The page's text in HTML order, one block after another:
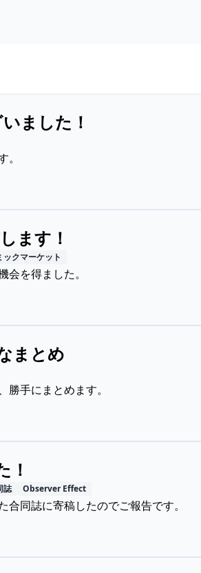
ました！
ます！
ックマーケット
を得ました。
まとめ
手にまとめます。
！
誌 Observer Effect
同誌に寄稿したのでご報告です。